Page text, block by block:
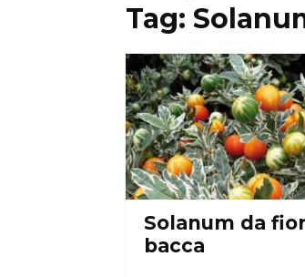
Tag:
Solanum da
bacca